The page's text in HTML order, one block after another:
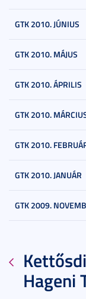
GTK 2010. JÚNIUS
GTK 2010. MÁJUS
GTK 2010. ÁPRILIS
GTK 2010.
GTK 2010.
GTK 2010. JANUÁR
GTK 2009.
Hageni